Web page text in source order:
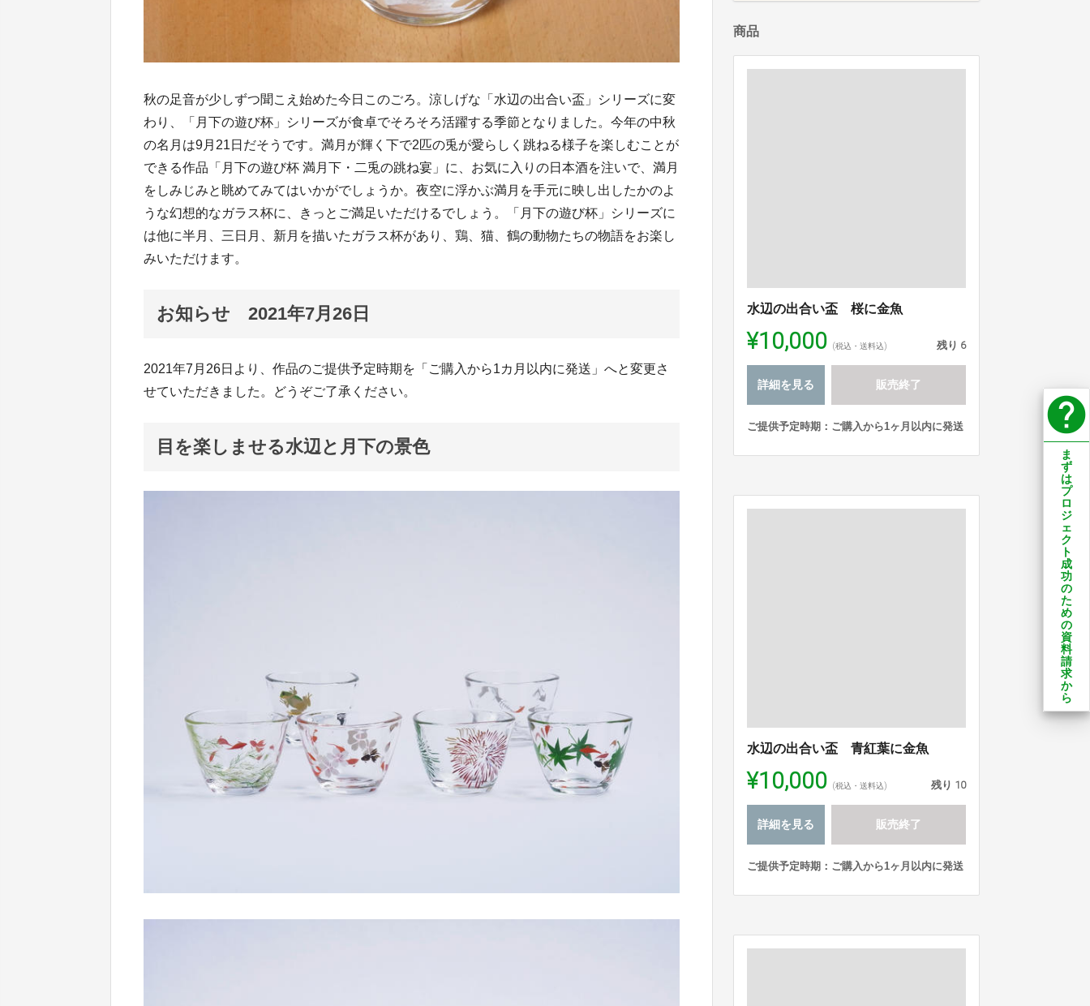
秋の足音が少しずつ聞こえ始めた今日このごろ。涼しげな「水辺の出合い盃」シリーズに変
わり、「月下の遊び杯」シリーズが食卓でそろそろ活躍する季節となりました。今年の中秋
の名月は9月21日だそうです。満月が輝く下で2匹の兎が愛らしく跳ねる様子を楽しむことが
できる作品「月下の遊び杯 満月下・二兎の跳ね宴」に、お気に入りの日本酒を注いで、満月
をしみじみと眺めてみてはいかがでしょうか。夜空に浮かぶ満月を手元に映し出したかのよ
うな幻想的なガラス杯に、きっとご満足いただけるでしょう。「月下の遊び杯」シリーズに
は他に半月、三日月、新月を描いたガラス杯があり、鶏、猫、鶴の動物たちの物語をお楽し
みいただけます。
お知らせ 2021年7月26日
2021年7月26日より、作品のご提供予定時期を「ご購入から1カ月以内に発送」へと変更さ
せていただきました。どうぞご了承ください。
目を楽しませる水辺と月下の景色
商品
水辺の出合い盃 桜に金魚
¥10,000 (税込・送料込) 残り 6
詳細を見る 販売終了
ご提供予定時期：ご購入から1ヶ月以内に発送
水辺の出合い盃 青紅葉に金魚
¥10,000 (税込・送料込) 残り 10
詳細を見る 販売終了
ご提供予定時期：ご購入から1ヶ月以内に発送
help
ま
ず
は
プ
ロ
ジ
ェ
ク
ト
成
功
の
た
め
の
資
料
請
求
か
ら